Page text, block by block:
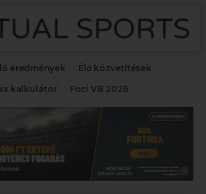
eredmények
Élő közvetítések
kalkulátor
Foci VB 2026